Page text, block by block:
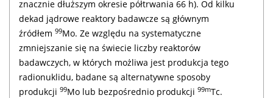
znacznie dłuższym okresie półtrwania 66 h). Od kilku
dekad jądrowe reaktory badawcze są głównym
źródłem 99Mo. Ze względu na systematyczne
zmniejszanie się na świecie liczby reaktorów
badawczych, w których możliwa jest produkcja tego
radionuklidu, badane są alternatywne sposoby
produkcji 99Mo lub bezpośrednio produkcji 99mTc.